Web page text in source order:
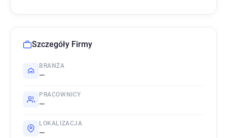
Szczegóły Firmy
BRANŻA
—
PRACOWNICY
—
LOKALIZACJA
—